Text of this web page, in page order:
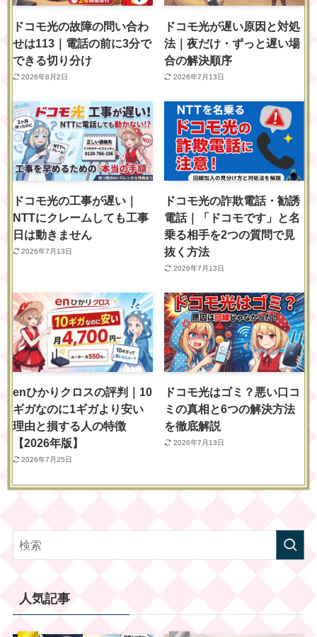
ドコモ光の故障の問い合わ
せは113｜電話の前に3分で
できる切り分け
2026年8月2日
ドコモ光が遅い原因と対処
法｜夜だけ・ずっと遅い場
合の解決順序
2026年7月13日
ドコモ光の工事が遅い｜
NTTにクレームしても工事
日は動きません
2026年7月13日
ドコモ光の詐欺電話・勧誘
電話｜「ドコモです」と名
乗る相手を2つの質問で見
抜く方法
2026年7月13日
enひかりクロスの評判｜10
ギガなのに1ギガより安い
理由と損する人の特徴
【2026年版】
2026年7月25日
ドコモ光はゴミ？悪い口コ
ミの真相と6つの解決方法
を徹底解説
2026年7月13日
人気記事